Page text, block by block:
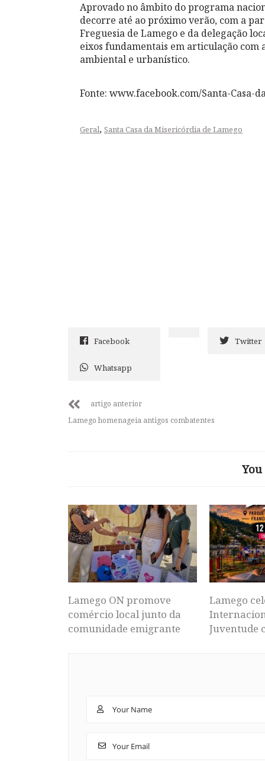
Aprovado no âmbito do programa
decorre até ao próximo verão, com a
Freguesia de Lamego e da delegação
eixos fundamentais em articulação com
ambiental e urbanístico.
Fonte: www.facebook.com/Santa-Casa-
Geral, Santa Casa da Misericórdia de Lamego
Facebook Twitter
Whatsapp
artigo anterior
Lamego homenageia antigos combatentes
Lamego ON promove
comércio local junto da
comunidade emigrante
Lamego
Juventude